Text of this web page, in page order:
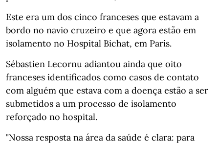
Este era um dos cinco franceses que estavam a
bordo no navio cruzeiro e que agora estão em
isolamento no Hospital Bichat, em Paris.
Sébastien Lecornu adiantou ainda que oito
franceses identificados como casos de contato
com alguém que estava com a doença estão a ser
submetidos a um processo de isolamento
reforçado no hospital.
"Nossa resposta na área da saúde é clara: para